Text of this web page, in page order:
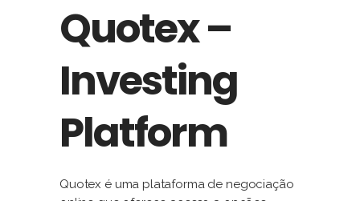
Quotex –
Investing
Platform
Quotex é uma plataforma de negociação